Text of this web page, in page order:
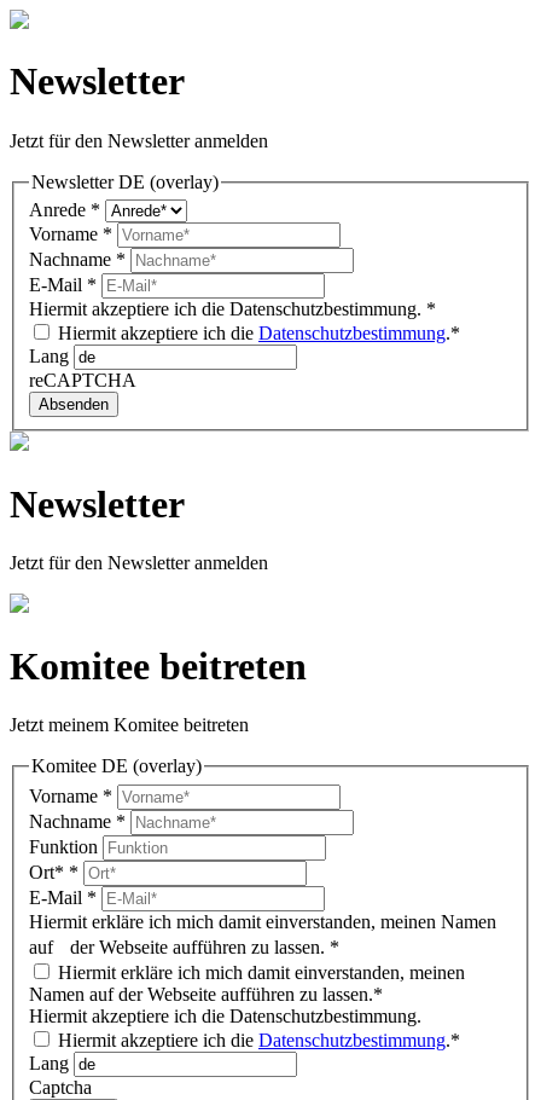
Newsletter
Jetzt für den Newsletter anmelden
Newsletter DE (overlay)
Anrede *
Vorname *
Nachname *
E-Mail *
Hiermit akzeptiere ich die Datenschutzbestimmung. *
Hiermit akzeptiere ich die Datenschutzbestimmung.*
Lang
reCAPTCHA
Absenden
Newsletter
Jetzt für den Newsletter anmelden
Komitee beitreten
Jetzt meinem Komitee beitreten
Komitee DE (overlay)
Vorname *
Nachname *
Funktion
Ort* *
E-Mail *
Hiermit erkläre ich mich damit einverstanden, meinen Namen
auf der Webseite aufführen zu lassen. *
Hiermit erkläre ich mich damit einverstanden, meinen
Namen auf der Webseite aufführen zu lassen.*
Hiermit akzeptiere ich die Datenschutzbestimmung.
Hiermit akzeptiere ich die Datenschutzbestimmung.*
Lang
Captcha